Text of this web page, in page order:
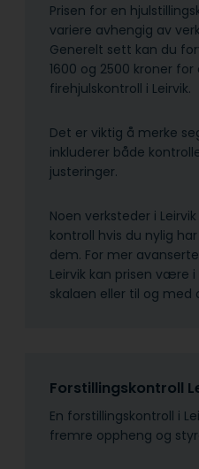
Prisen for en
variere avhengig av
Generelt sett kan du
1600 og 2500 kroner
firehjulskontroll i Leirvik.
Det er viktig å merke
inkluderer både
justeringer.
Noen verksteder i
kontroll hvis du nylig
dem. For mer
Leirvik kan prisen være
skalaen eller til og med
Forstillingskontroll
En forstillingskontroll i
fremre oppheng og